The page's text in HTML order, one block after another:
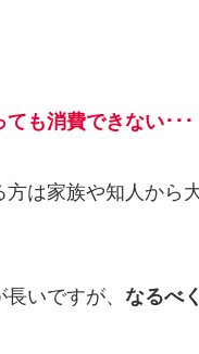
も消費できない･･･
は家族や知人から
いですが、 なるべ